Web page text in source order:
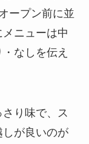
ープン前に並
ニューは中
なしを伝え
り味で、ス
しが良いのが